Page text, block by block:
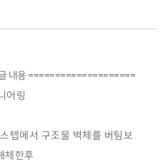
내용 ====================
어링
텝에서 구조물 벽체를 버팀보
체한후